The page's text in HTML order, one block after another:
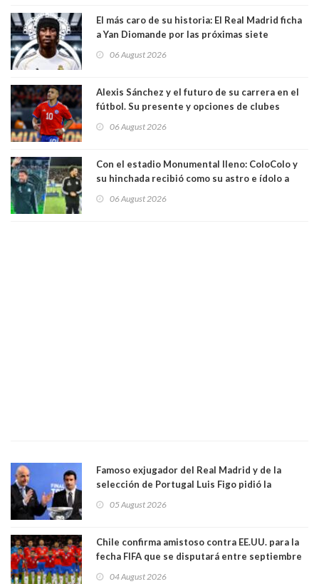
El más caro de su historia: El Real Madrid ficha
a Yan Diomande por las próximas siete
06 August 2026
Alexis Sánchez y el futuro de su carrera en el
fútbol. Su presente y opciones de clubes
06 August 2026
Con el estadio Monumental lleno: ColoColo y
su hinchada recibió como su astro e ídolo a
06 August 2026
Famoso exjugador del Real Madrid y de la
selección de Portugal Luis Figo pidió la
comportamiento más bajo y cobarde que he
05 August 2026
Chile confirma amistoso contra EE.UU. para la
fecha FIFA que se disputará entre septiembre
04 August 2026